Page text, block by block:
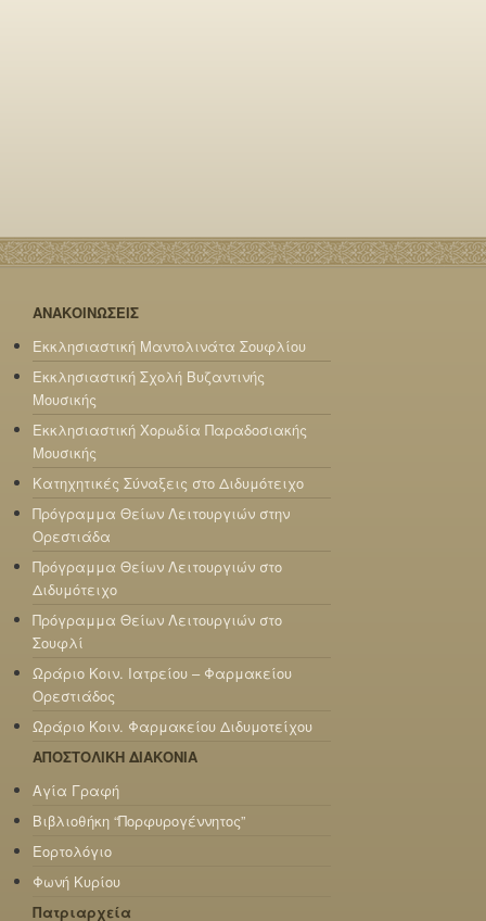
ΑΝΑΚΟΙΝΩΣΕΙΣ
Εκκλησιαστική Μαντολινάτα Σουφλίου
Εκκλησιαστική Σχολή Βυζαντινής
Μουσικής
Εκκλησιαστική Χορωδία Παραδοσιακής
Μουσικής
Κατηχητικές Σύναξεις στο Διδυμότειχο
Πρόγραμμα Θείων Λειτουργιών στην
Ορεστιάδα
Πρόγραμμα Θείων Λειτουργιών στο
Διδυμότειχο
Πρόγραμμα Θείων Λειτουργιών στο
Σουφλί
Ωράριο Κοιν. Ιατρείου – Φαρμακείου
Ορεστιάδος
Ωράριο Κοιν. Φαρμακείου Διδυμοτείχου
ΑΠΟΣΤΟΛΙΚΗ ΔΙΑΚΟΝΙΑ
Αγία Γραφή
Βιβλιοθήκη “Πορφυρογέννητος”
Εορτολόγιο
Φωνή Κυρίου
Πατριαρχεία